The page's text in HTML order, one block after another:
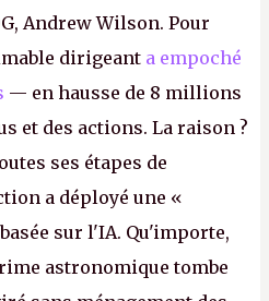
Andrew Wilson. Pour
dirigeant a empoché
— en hausse de 8 millions
et des actions. La raison ?
ses étapes de
a déployé une «
sur l'IA. Qu'importe,
astronomique tombe